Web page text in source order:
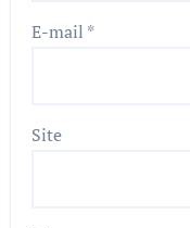
E-mail *
Site